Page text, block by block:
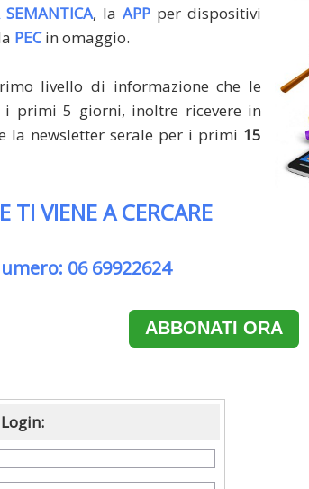
SEMANTICA, la APP per dispositivi
PECin omaggio.
livello di informazione che le
primi 5 giorni, inoltre ricevere in
la newsletter serale per i primi 15
TI VIENE A CERCARE
06 69922624
ABBONATI ORA
Login: